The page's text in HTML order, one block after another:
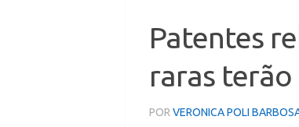
Patentes
raras
POR VERONICA POLI